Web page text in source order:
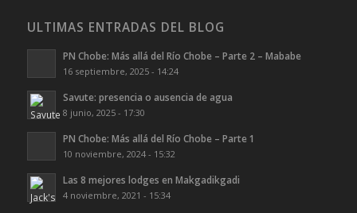
ULTIMAS ENTRADAS DEL BLOG
PN Chobe: Más allá del Río Chobe – Parte 2 – Mababe
16 septiembre, 2025 - 14:24
Savute: presencia o ausencia de agua
8 junio, 2025 - 17:30
PN Chobe: Más allá del Río Chobe – Parte 1
10 noviembre, 2024 - 15:32
Las 8 mejores lodges en Makgadikgadi
4 noviembre, 2021 - 15:34